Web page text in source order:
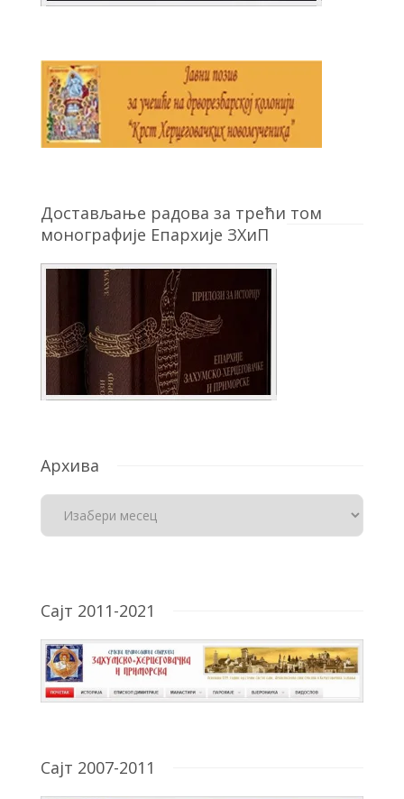
Достављање радова за трећи том
монографије Епархије ЗХиП
Архива
Сајт 2011-2021
Сајт 2007-2011